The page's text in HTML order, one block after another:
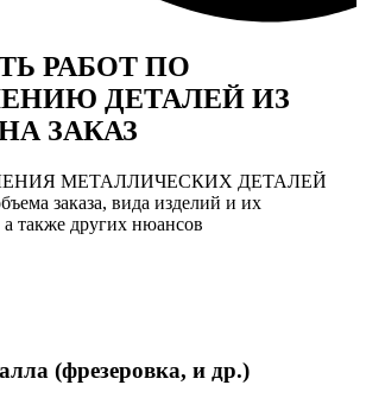
РАБОТ ПО
ДЕТАЛЕЙ ИЗ
ЗАКАЗ
МЕТАЛЛИЧЕСКИХ ДЕТАЛЕЙ
заказа, вида изделий и их
также других нюансов
(фрезеровка, и др.)